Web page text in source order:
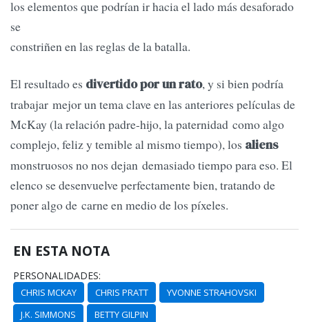
los elementos que podrían ir hacia el lado más desaforado
se
constriñen en las reglas de la batalla.
El resultado es divertido por un rato, y si bien podría
trabajar mejor un tema clave en las anteriores películas de
McKay (la relación padre-hijo, la paternidad como algo
complejo, feliz y temible al mismo tiempo), los aliens
monstruosos no nos dejan demasiado tiempo para eso. El
elenco se desenvuelve perfectamente bien, tratando de
poner algo de carne en medio de los píxeles.
EN ESTA NOTA
PERSONALIDADES:
CHRIS MCKAY CHRIS PRATT
YVONNE STRAHOVSKI
J.K. SIMMONS
BETTY GILPIN